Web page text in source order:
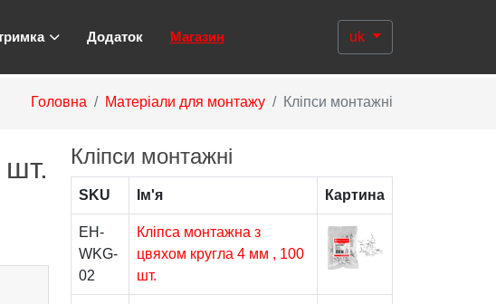
Додаток Магазин uk
Головна Матеріали для монтажу Кліпси монтажні
Кліпси монтажні
SKU Ім'я Картина
EH-
WKG-
02
Кліпса монтажна з
цвяхом кругла 4 мм , 100
шт.